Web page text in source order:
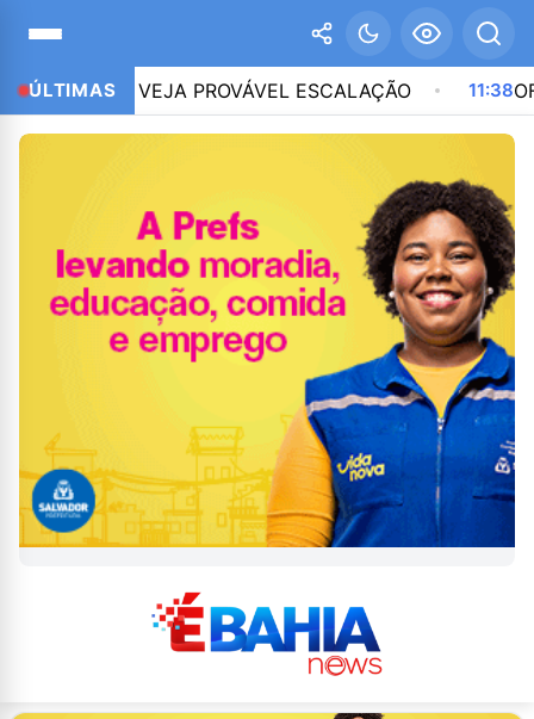
ÚLTIMAS
VEJA PROVÁVEL ESCALAÇÃO 11:38 OFICINAS